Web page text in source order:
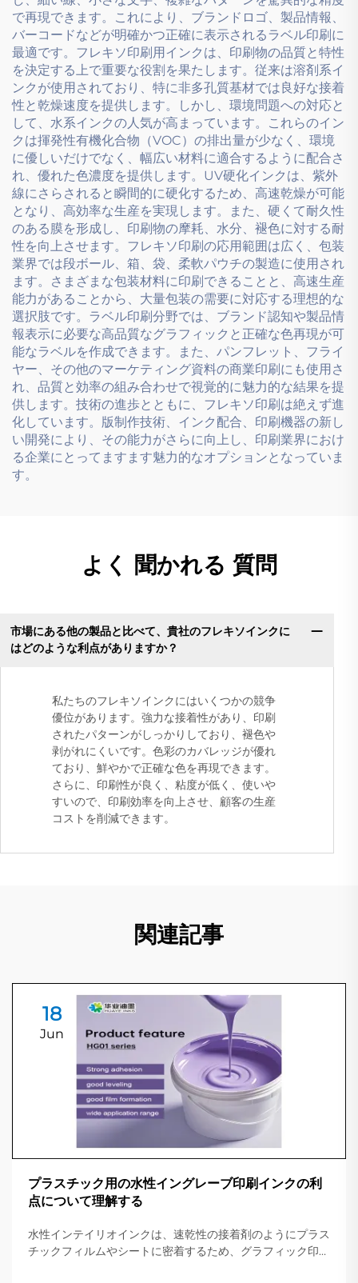
で再現できます。これにより、ブランドロゴ、製品情報、
バーコードなどが明確かつ正確に表示されるラベル印刷に
最適です。フレキソ印刷用インクは、印刷物の品質と特性
を決定する上で重要な役割を果たします。従来は溶剤系イ
ンクが使用されており、特に非多孔質基材では良好な接着
性と乾燥速度を提供します。しかし、環境問題への対応と
して、水系インクの人気が高まっています。これらのイン
クは揮発性有機化合物（VOC）の排出量が少なく、環境
に優しいだけでなく、幅広い材料に適合するように配合さ
れ、優れた色濃度を提供します。UV硬化インクは、紫外
線にさらされると瞬間的に硬化するため、高速乾燥が可能
となり、高効率な生産を実現します。また、硬くて耐久性
のある膜を形成し、印刷物の摩耗、水分、褪色に対する耐
性を向上させます。フレキソ印刷の応用範囲は広く、包装
業界では段ボール、箱、袋、柔軟パウチの製造に使用され
ます。さまざまな包装材料に印刷できることと、高速生産
能力があることから、大量包装の需要に対応する理想的な
選択肢です。ラベル印刷分野では、ブランド認知や製品情
報表示に必要な高品質なグラフィックと正確な色再現が可
能なラベルを作成できます。また、パンフレット、フライ
ヤー、その他のマーケティング資料の商業印刷にも使用さ
れ、品質と効率の組み合わせで視覚的に魅力的な結果を提
供します。技術の進歩とともに、フレキソ印刷は絶えず進
化しています。版制作技術、インク配合、印刷機器の新し
い開発により、その能力がさらに向上し、印刷業界におけ
る企業にとってますます魅力的なオプションとなっていま
す。
よく 聞かれる 質問
市場にある他の製品と比べて、貴社のフレキソインクに
はどのような利点がありますか？
私たちのフレキソインクにはいくつかの競争
優位があります。強力な接着性があり、印刷
されたパターンがしっかりしており、褪色や
剥がれにくいです。色彩のカバレッジが優れ
ており、鮮やかで正確な色を再現できます。
さらに、印刷性が良く、粘度が低く、使いや
すいので、印刷効率を向上させ、顧客の生産
コストを削減できます。
関連記事
18
Jun
プラスチック用の水性イングレーブ印刷インクの利
点について理解する
水性インテイリオインクは、速乾性の接着剤のようにプラス
チックフィルムやシートに密着するため、グラフィック印刷